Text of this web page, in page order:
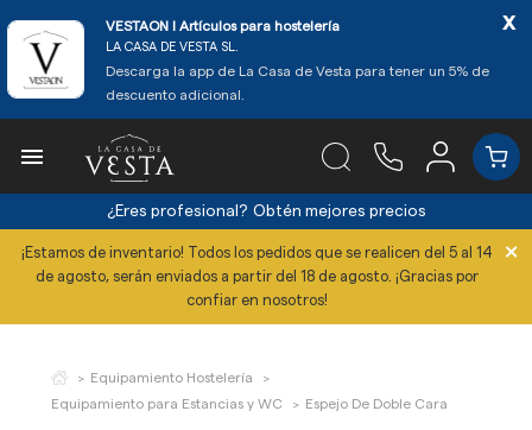
VESTAON l Artículos para hostelería
LA CASA DE VESTA SL.
Descarga la app de La Casa de Vesta para tener un 5% de
descuento adicional.
x

¿Eres profesional? Obtén mejores precios
¡Estamos de inventario! Todos los pedidos que se realicen del 5 al 14
de agosto, serán enviados a partir del 18 de agosto. ¡Gracias por
confiar en nosotros!
×
Equipamiento Hostelería
Equipamiento para Estancias y WC
Espejo De Doble Cara